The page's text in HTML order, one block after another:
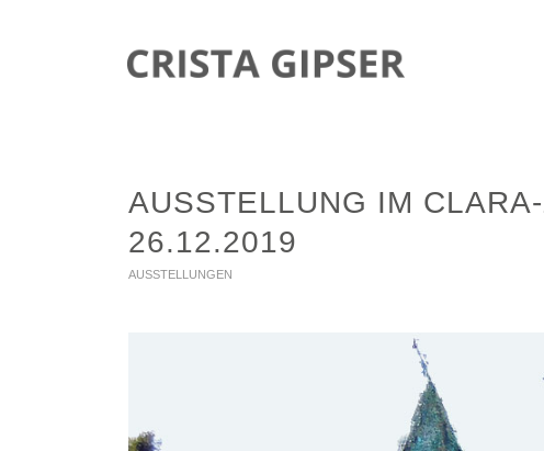
AUSSTELLUNG IM
26.12.2019
AUSSTELLUNGEN